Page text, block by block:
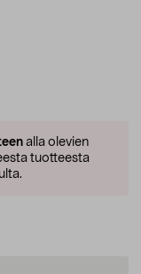
alla olevien
tuotteesta